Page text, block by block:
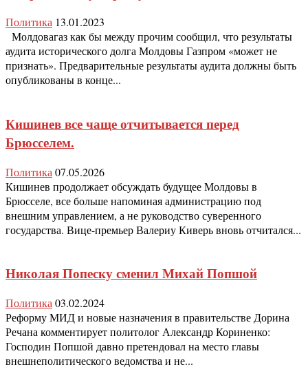
Политика 13.01.2023
Молдовагаз как бы между прочим сообщил, что результаты
аудита исторического долга Молдовы Газпром «может не
признать». Предварительные результаты аудита должны быть
опубликованы в конце...
Кишинев все чаще отчитывается перед
Брюсселем.
Политика 07.05.2026
Кишинев продолжает обсуждать будущее Молдовы в
Брюсселе, все больше напоминая администрацию под
внешним управлением, а не руководство суверенного
государства. Вице-премьер Валериу Киверь вновь отчитался...
Николая Попеску сменил Михай Попшой
Политика 03.02.2024
Реформу МИД и новые назначения в правительстве Дорина
Речана комментирует политолог Александр Кориненко:
Господин Попшой давно претендовал на место главы
внешнеполитического ведомства и не...